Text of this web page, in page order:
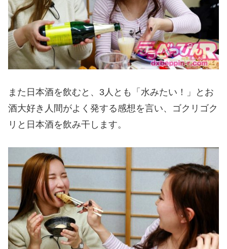
また日本酒を飲むと、3人とも「水みたい！」とお
酒大好き人間がよく発する感想を言い、ゴクリゴク
リと日本酒を飲み干します。